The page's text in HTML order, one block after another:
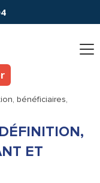
bénéficiaires,
ET